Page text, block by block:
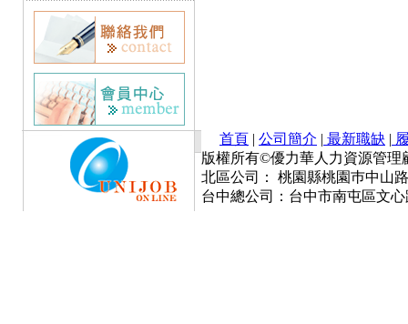
首頁 | 公司簡介 | 最新職缺 |
版權所有©優力華人力資源管理
北區公司： 桃園縣桃園巿中山
台中總公司：台中市南屯區文